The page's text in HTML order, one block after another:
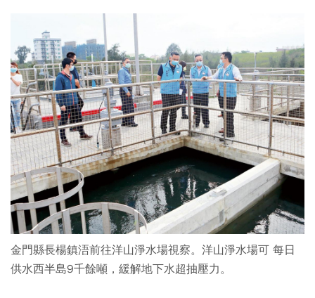
金門縣長楊鎮浯前往洋山淨水場視察。洋山淨水場可 每日
供水西半島9千餘噸，緩解地下水超抽壓力。